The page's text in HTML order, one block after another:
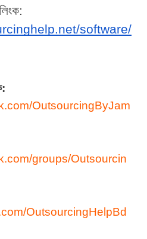
software/
OutsourcingByJam
groups/Outsourcin
OutsourcingHelpBd